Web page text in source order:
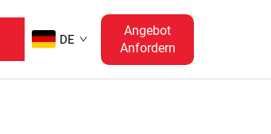
DE
Angebot
Anfordern